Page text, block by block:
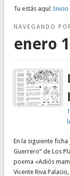
Tu estás aquí: Inicio
NAVEGANDO
enero
En la siguiente ficha
Guerrero” de Los
poema «Adiós
Vicente Riva